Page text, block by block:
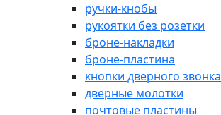
ручки-кнобы
рукоятки без розетки
броне-накладки
броне-пластина
кнопки дверного звонка
дверные молотки
почтовые пластины